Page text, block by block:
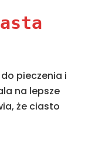
pieczenia i
na lepsze
że ciasto